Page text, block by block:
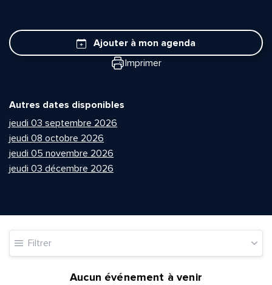
Ajouter à mon agenda
Imprimer
Autres dates disponibles
jeudi 03 septembre 2026
jeudi 08 octobre 2026
jeudi 05 novembre 2026
jeudi 03 décembre 2026
Filtrer
Aucun événement à venir